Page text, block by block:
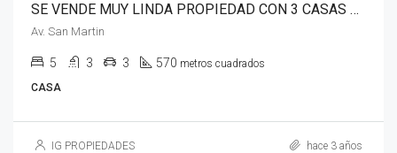
SE VENDE MUY LINDA PROPIEDAD CON 3 CASAS Y 1 BARBACOA
Av. San Martin
5 3 3 570 metros cuadrados
CASA
IG PROPIEDADES hace 3 años